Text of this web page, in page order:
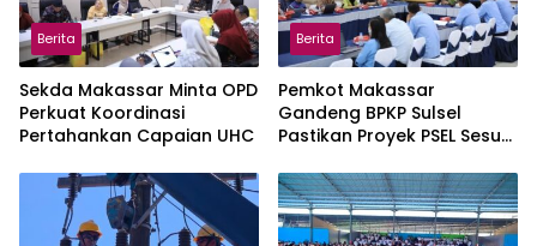
Berita
Sekda Makassar Minta OPD
Perkuat Koordinasi
Pertahankan Capaian UHC
Berita
Pemkot Makassar
Gandeng BPKP Sulsel
Pastikan Proyek PSEL Sesuai